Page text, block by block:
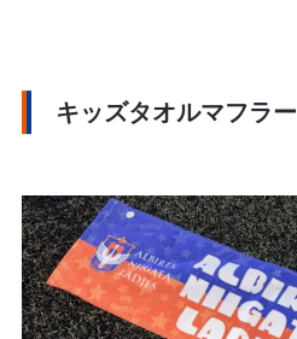
キッズタオルマフラー